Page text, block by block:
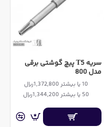
سریه T5 پیچ گوشتی برقی
مدل 800
10 یا بیشتر 1,372,800ریال
50 یا بیشتر 1,344,200ریال